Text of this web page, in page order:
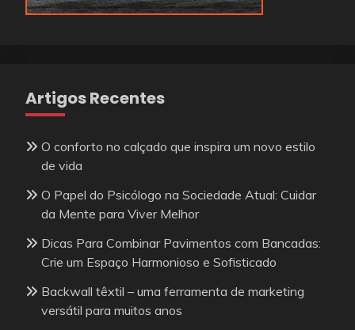
Artigos Recentes
O conforto no calçado que inspira um novo estilo
de vida
O Papel do Psicólogo na Sociedade Atual: Cuidar
da Mente para Viver Melhor
Dicas Para Combinar Pavimentos com Bancadas:
Crie um Espaço Harmonioso e Sofisticado
Backwall têxtil – uma ferramenta de marketing
versátil para muitos anos